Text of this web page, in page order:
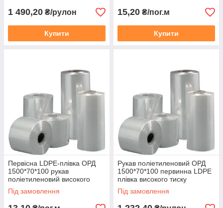
БУДІВЕЛЬНА ПЛІВКА
переробки для гідроізоляції
покрівель, горищ і підвалів,
1 490,20 ₴/рулон
Купити
15,20 ₴/пог.м
Купити
Первісна LDPE-плівка ОРД
1500*70*100 рукав
поліетиленовий високого
тиску прозорий
Під замовлення
Рукав поліетиленовий ОРД
1500*70*100 первинна LDPE
плівка високого тиску
прозора
Під замовлення